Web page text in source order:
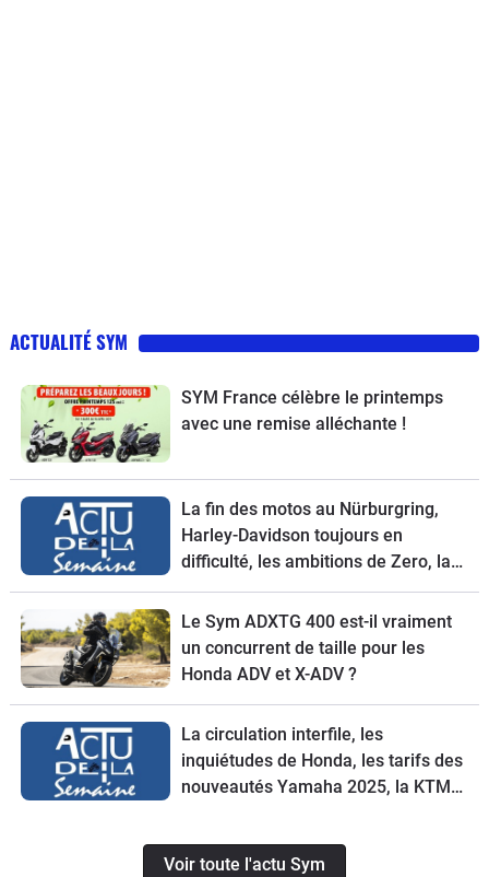
ACTUALITÉ SYM
SYM France célèbre le printemps
avec une remise alléchante !
La fin des motos au Nürburgring,
Harley-Davidson toujours en
difficulté, les ambitions de Zero, la
garantie 4 ans de KTM et le scooter
SYM ADX TG 400 à l'essai
Le Sym ADXTG 400 est-il vraiment
un concurrent de taille pour les
Honda ADV et X-ADV ?
La circulation interfile, les
inquiétudes de Honda, les tarifs des
nouveautés Yamaha 2025, la KTM
Maxsym TL 508 à l'essai
Voir toute l'actu Sym